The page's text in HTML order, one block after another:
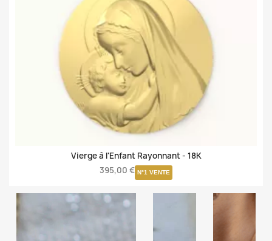
Vierge à l'Enfant Rayonnant - 18K
395,00 € N°1 VENTE